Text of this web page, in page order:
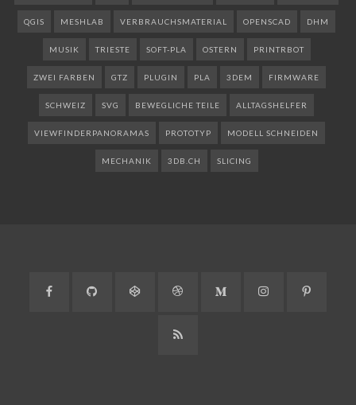
QGIS MESHLAB VERBRAUCHSMATERIAL OPENSCAD DHM
MUSIK TRIESTE SOFT-PLA OSTERN PRINTRBOT
ZWEI FARBEN GTZ PLUGIN PLA 3DEM FIRMWARE
SCHWEIZ SVG BEWEGLICHE TEILE ALLTAGSHELFER
VIEWFINDERPANORAMAS PROTOTYP MODELL SCHNEIDEN
MECHANIK 3DB.CH SLICING
Facebook GitHub CodePen DribbbleMedium Instagram
RSS